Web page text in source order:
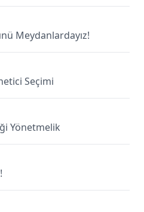
Meydanlardayız!
Seçimi
Yönetmelik